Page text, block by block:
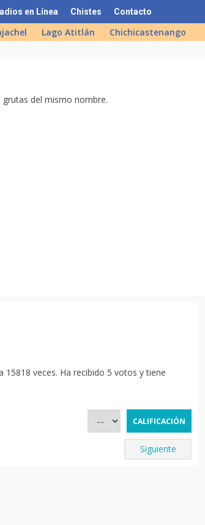
en Línea Chistes Contacto
Lago Atitlán Chichicastenango
del mismo nombre.
15818 veces. Ha recibido 5 votos y tiene
Siguiente